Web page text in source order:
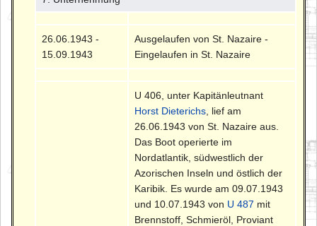
26.06.1943 -
15.09.1943
Ausgelaufen von St. Nazaire -
Eingelaufen in St. Nazaire
U 406, unter Kapitänleutnant
Horst Dieterichs , lief am
26.06.1943 von St. Nazaire aus.
Das Boot operierte im
Nordatlantik, südwestlich der
Azorischen Inseln und östlich der
Karibik. Es wurde am 09.07.1943
und 10.07.1943 von U 487 mit
Brennstoff, Schmieröl, Proviant